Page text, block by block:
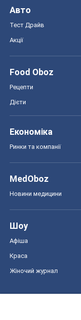
Авто
Тест Драйв
Акції
Food Oboz
Рецепти
Дієти
Економіка
Ринки та компанії
MedOboz
Новини медицини
Шоу
Афіша
Краса
Жіночий журнал